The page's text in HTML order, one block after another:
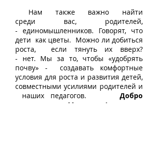
Нам также важно найти
среди вас, родителей,
- единомышленников. Говорят, что
дети как цветы. Можно ли добиться
роста, если тянуть их вверх?
- нет. Мы за то, чтобы «удобрять
почву» - создавать комфортные
условия для роста и развития детей,
совместными усилиями родителей и
наших педагогов. Добро
пожаловать в Матрешку!